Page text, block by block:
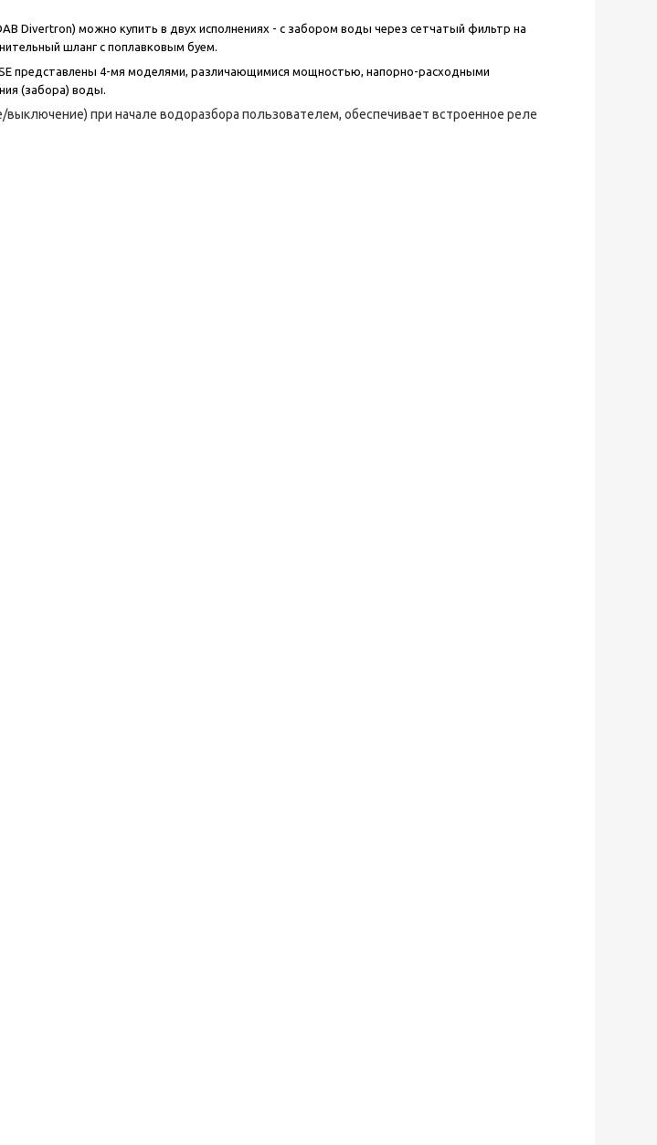
Divertron) можно купить в двух исполнениях - с забором воды через сетчатый фильтр на
шланг с поплавковым буем.
представлены 4-мя моделями, различающимися мощностью, напорно-расходными
(забора) воды.
при начале водоразбора пользователем, обеспечивает встроенное реле